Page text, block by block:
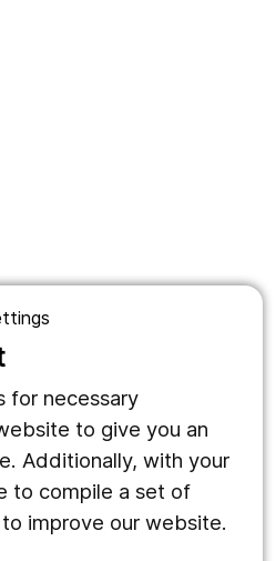
for necessary
to give you an
Additionally, with your
to compile a set of
improve our website.